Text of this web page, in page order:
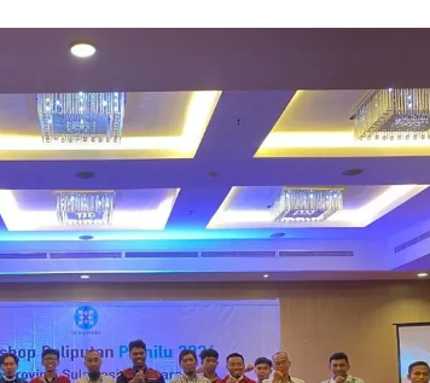
NEWS TNG– Pernah gak sih
kamu mulai ngerjain sesuatu cuma
buat iseng-iseng, eh ternyata malah
jadi peluang bisnis yang
menguntungkan? ...
Dari Iseng Jadi Cuan: Kisah
Hampers Jadi Bisnis Kece